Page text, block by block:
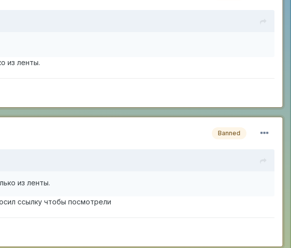
из ленты.
Banned
из ленты.
ссылку чтобы посмотрели